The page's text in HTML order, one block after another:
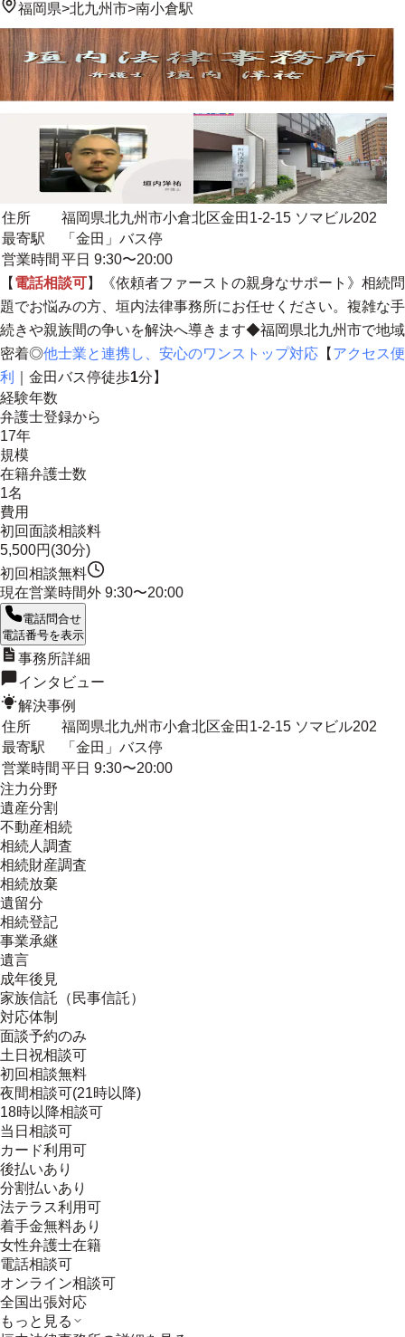
福岡県>北九州市>南小倉駅
住所
福岡県北九州市小倉北区金田1-2-15 ソマビル202
最寄駅
「金田」バス停
営業時間 平日 9:30〜20:00
【 電話相談可】 《依頼者ファーストの親身なサポート》 相続問
題でお悩みの方、垣内法律事務所にお任せください。複雑な手
続きや親族間の争いを解決へ導きます◆福岡県北九州市で地域
密着◎他士業と連携し、安心のワンストップ対応 【 アクセス便
利
｜金田バス停徒歩1分】
経験年数
弁護士登録から
17年
規模
在籍弁護士数
1名
費用
初回面談相談料
5,500円(30分)
初回相談無料
現在営業時間外 9:30〜20:00
電話問合せ
電話番号を表示
事務所詳細
インタビュー
解決事例
住所
福岡県北九州市小倉北区金田1-2-15 ソマビル202
最寄駅
「金田」バス停
営業時間 平日 9:30〜20:00
注力分野
遺産分割
不動産相続
相続人調査
相続財産調査
相続放棄
遺留分
相続登記
事業承継
遺言
成年後見
家族信託（民事信託）
対応体制
面談予約のみ
土日祝相談可
初回相談無料
夜間相談可(21時以降)
18時以降相談可
当日相談可
カード利用可
後払いあり
分割払いあり
法テラス利用可
着手金無料あり
女性弁護士在籍
電話相談可
オンライン相談可
全国出張対応
もっと見る